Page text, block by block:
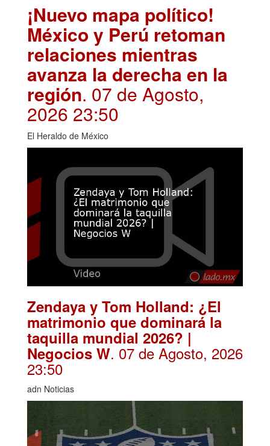
¡Nuevo mapa político!
México y Perú retoman
relaciones mientras
avanza la derecha en la
región. 07 de Agosto,
2026 23:50
El Heraldo de México
Zendaya y Tom Holland: ¿El
matrimonio que dominará la
taquilla mundial 2026? |
Negocios W. 07 de Agosto, 2026
23:50
adn Noticias